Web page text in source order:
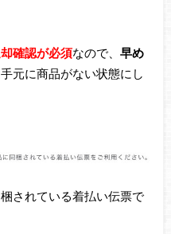
確認が必須なので、 早め
元に商品がない状態にし
されている着払い伝票で